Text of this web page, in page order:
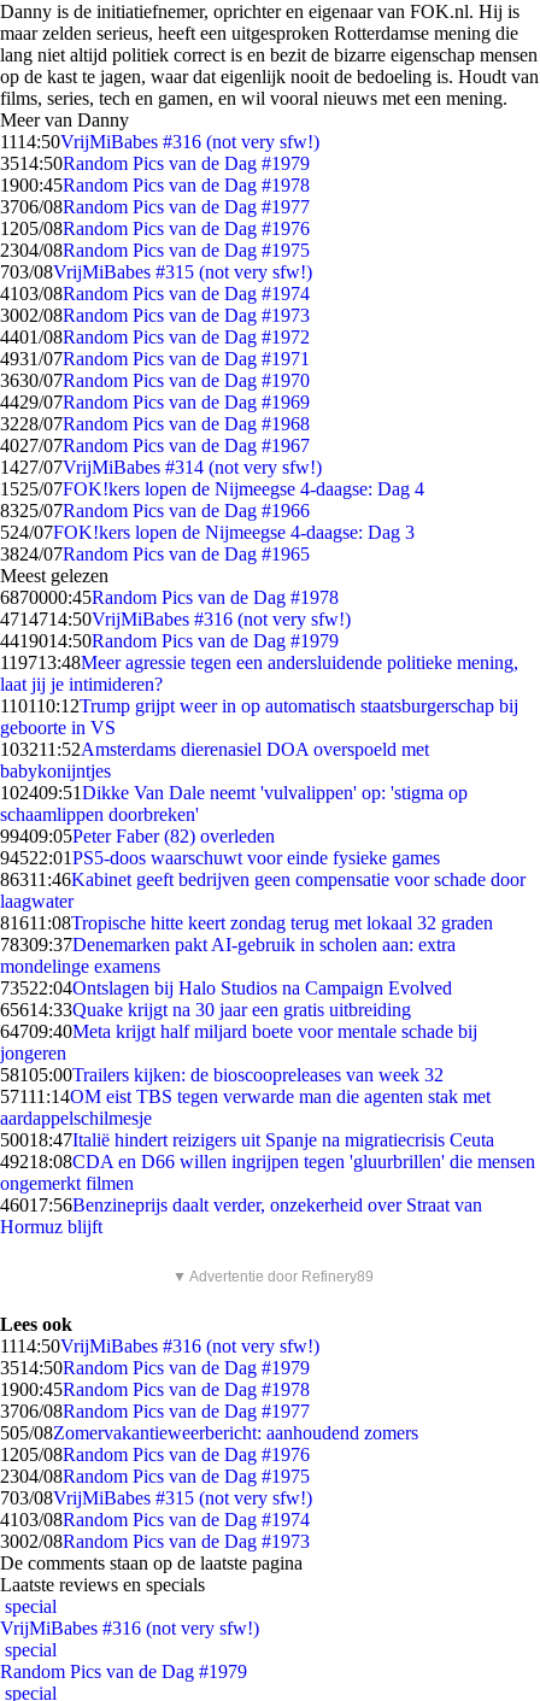
Danny is de initiatiefnemer, oprichter en eigenaar van FOK.nl. Hij is
maar zelden serieus, heeft een uitgesproken Rotterdamse mening die
lang niet altijd politiek correct is en bezit de bizarre eigenschap mensen
op de kast te jagen, waar dat eigenlijk nooit de bedoeling is. Houdt van
films, series, tech en gamen, en wil vooral nieuws met een mening.
Meer van Danny
1114:50VrijMiBabes #316 (not very sfw!)
3514:50Random Pics van de Dag #1979
1900:45Random Pics van de Dag #1978
3706/08Random Pics van de Dag #1977
1205/08Random Pics van de Dag #1976
2304/08Random Pics van de Dag #1975
703/08VrijMiBabes #315 (not very sfw!)
4103/08Random Pics van de Dag #1974
3002/08Random Pics van de Dag #1973
4401/08Random Pics van de Dag #1972
4931/07Random Pics van de Dag #1971
3630/07Random Pics van de Dag #1970
4429/07Random Pics van de Dag #1969
3228/07Random Pics van de Dag #1968
4027/07Random Pics van de Dag #1967
1427/07VrijMiBabes #314 (not very sfw!)
1525/07FOK!kers lopen de Nijmeegse 4-daagse: Dag 4
8325/07Random Pics van de Dag #1966
524/07FOK!kers lopen de Nijmeegse 4-daagse: Dag 3
3824/07Random Pics van de Dag #1965
Meest gelezen
6870000:45Random Pics van de Dag #1978
4714714:50VrijMiBabes #316 (not very sfw!)
4419014:50Random Pics van de Dag #1979
119713:48Meer agressie tegen een andersluidende politieke mening,
laat jij je intimideren?
110110:12Trump grijpt weer in op automatisch staatsburgerschap bij
geboorte in VS
103211:52Amsterdams dierenasiel DOA overspoeld met
babykonijntjes
102409:51Dikke Van Dale neemt 'vulvalippen' op: 'stigma op
schaamlippen doorbreken'
99409:05Peter Faber (82) overleden
94522:01PS5-doos waarschuwt voor einde fysieke games
86311:46Kabinet geeft bedrijven geen compensatie voor schade door
laagwater
81611:08Tropische hitte keert zondag terug met lokaal 32 graden
78309:37Denemarken pakt AI-gebruik in scholen aan: extra
mondelinge examens
73522:04Ontslagen bij Halo Studios na Campaign Evolved
65614:33Quake krijgt na 30 jaar een gratis uitbreiding
64709:40Meta krijgt half miljard boete voor mentale schade bij
jongeren
58105:00Trailers kijken: de bioscoopreleases van week 32
57111:14OM eist TBS tegen verwarde man die agenten stak met
aardappelschilmesje
50018:47Italië hindert reizigers uit Spanje na migratiecrisis Ceuta
49218:08CDA en D66 willen ingrijpen tegen 'gluurbrillen' die mensen
ongemerkt filmen
46017:56Benzineprijs daalt verder, onzekerheid over Straat van
Hormuz blijft
▼ Advertentie door Refinery89
Lees ook
1114:50VrijMiBabes #316 (not very sfw!)
3514:50Random Pics van de Dag #1979
1900:45Random Pics van de Dag #1978
3706/08Random Pics van de Dag #1977
505/08Zomervakantieweerbericht: aanhoudend zomers
1205/08Random Pics van de Dag #1976
2304/08Random Pics van de Dag #1975
703/08VrijMiBabes #315 (not very sfw!)
4103/08Random Pics van de Dag #1974
3002/08Random Pics van de Dag #1973
De comments staan op de laatste pagina
Laatste reviews en specials
special
VrijMiBabes #316 (not very sfw!)
special
Random Pics van de Dag #1979
special